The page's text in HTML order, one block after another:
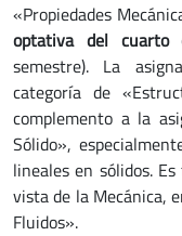
«Propiedades
optativa del cuarto
semestre). La
categoría de
complemento a la
Sólido»,
lineales en sólidos.
vista de la Mecánica,
Fluidos».